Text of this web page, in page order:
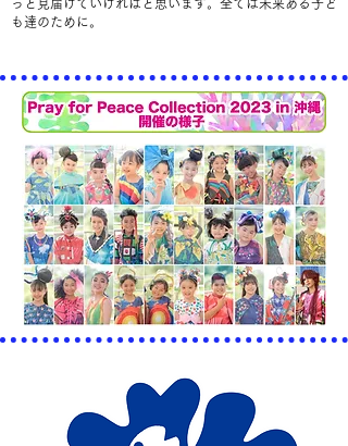
っと見届けていければと思います。全ては未来ある子ど
も達のために。